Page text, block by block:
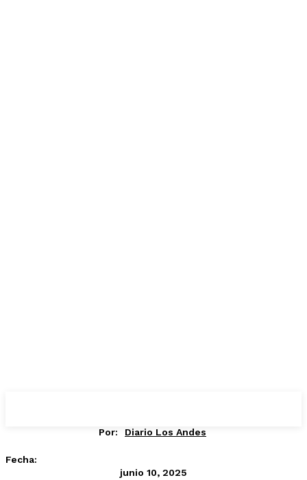
Por: Diario Los Andes
Fecha:
junio 10, 2025